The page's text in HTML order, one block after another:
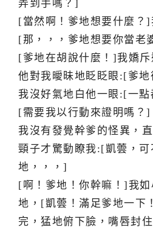
弄到手嗎？]
[當然啊！爹地想要什麼？]
[那，，，爹地想要你當老
[爹地在胡說什麼！]我嬌斥
他對我曖昧地眨眨眼:[爹地
我沒好氣地白他一眼:[一
[需要我以行動來證明嗎？]
我沒有發覺幹爹的怪異，
頸子才驚動瞭我:[凱蕓，可
地，，，]
[啊！爹地！你幹嘛！]我
地，[凱蕓！滿足爹地一下
完，猛地俯下臉，嘴唇封